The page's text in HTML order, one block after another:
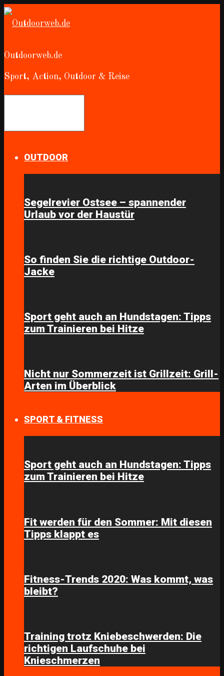
Outdoorweb.de
Sport, Action, Outdoor & Reise
OUTDOOR
Segelrevier Ostsee – spannender
Urlaub vor der Haustür
So finden Sie die richtige Outdoor-
Jacke
Sport geht auch an Hundstagen: Tipps
zum Trainieren bei Hitze
Nicht nur Sommerzeit ist Grillzeit: Grill-
Arten im Überblick
SPORT & FITNESS
Sport geht auch an Hundstagen: Tipps
zum Trainieren bei Hitze
Fit werden für den Sommer: Mit diesen
Tipps klappt es
Fitness-Trends 2020: Was kommt, was
bleibt?
Training trotz Kniebeschwerden: Die
richtigen Laufschuhe bei
Knieschmerzen